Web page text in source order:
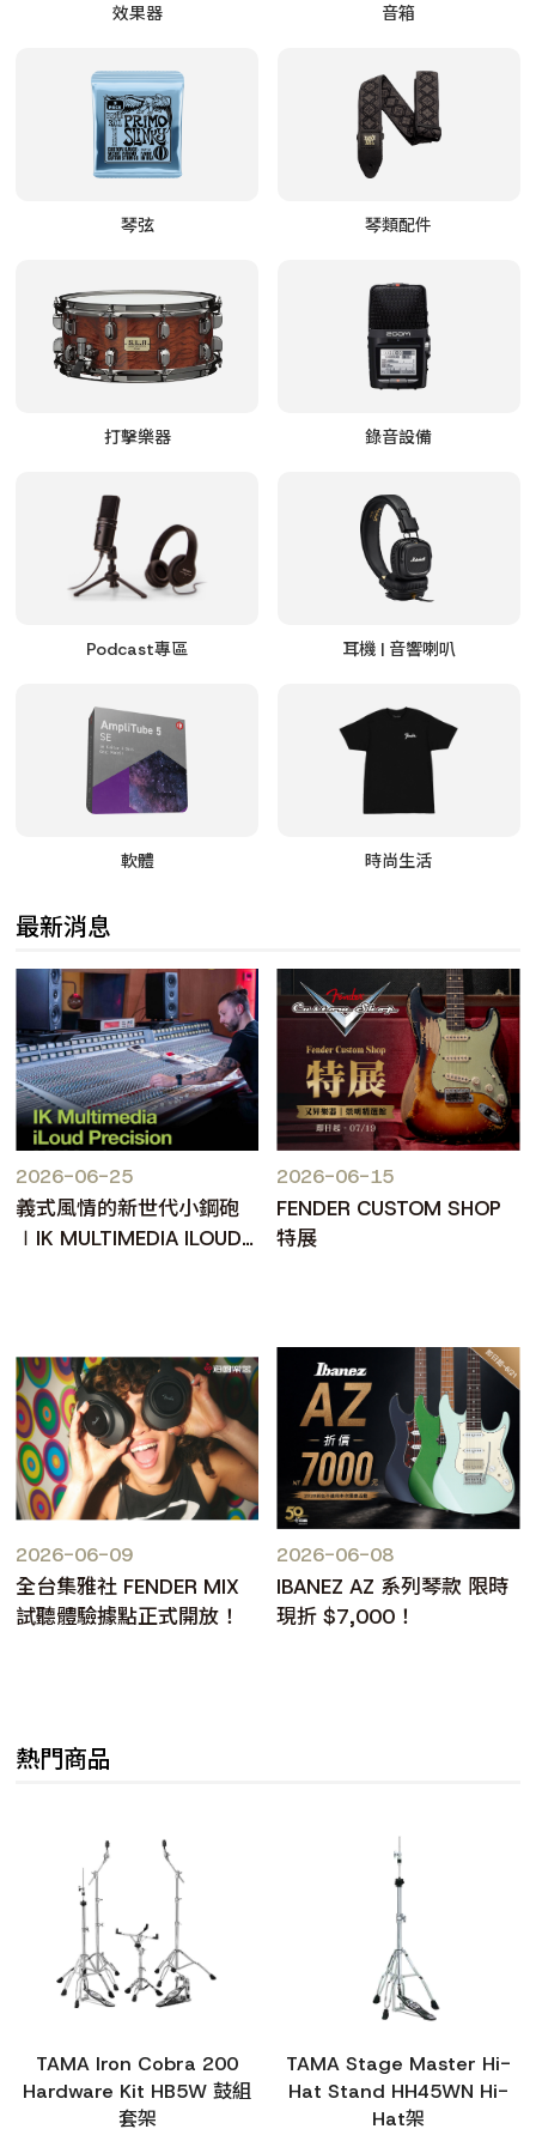
效果器 音箱
琴弦 琴類配件
打擊樂器 錄音設備
Podcast專區 耳機 | 音響喇叭
軟體 時尚生活
最新消息
2026-06-25
義式風情的新世代小鋼砲
∣IK MULTIMEDIA ILOUD
2026-06-15
FENDER CUSTOM SHOP
特展
2026-06-09
全台集雅社 FENDER MIX
試聽體驗據點正式開放！
2026-06-08
IBANEZ AZ 系列琴款 限時
現折 $7,000！
熱門商品
TAMA Iron Cobra 200
Hardware Kit HB5W 鼓組
套架
TAMA Stage Master Hi-
Hat Stand HH45WN Hi-
Hat架